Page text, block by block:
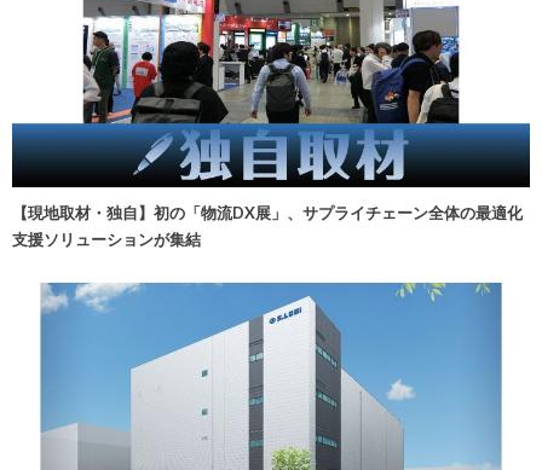
【現地取材・独自】初の「物流DX展」、サプライチェーン全体の最適化
支援ソリューションが集結